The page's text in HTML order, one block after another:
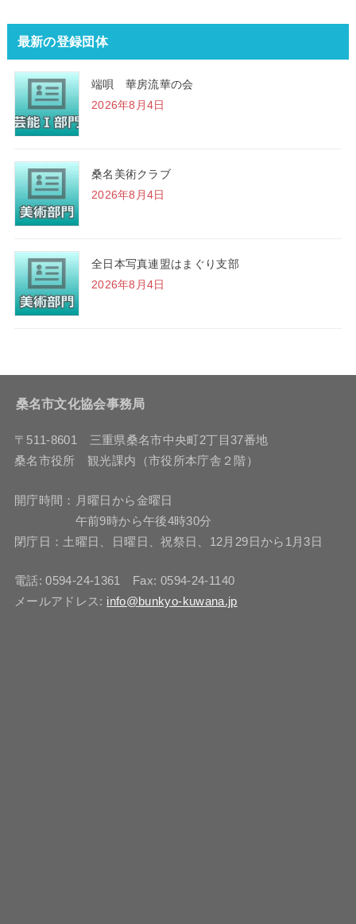
最新の登録団体
端唄 華房流華の会
2026年8月4日
桑名美術クラブ
2026年8月4日
全日本写真連盟はまぐり支部
2026年8月4日
桑名市文化協会事務局
〒511-8601 三重県桑名市中央町2丁目37番地
桑名市役所 観光課内（市役所本庁舎２階）
開庁時間：月曜日から金曜日
午前9時から午後4時30分
閉庁日：土曜日、日曜日、祝祭日、12月29日から1月3日
電話: 0594-24-1361 Fax: 0594-24-1140
メールアドレス: info@bunkyo-kuwana.jp